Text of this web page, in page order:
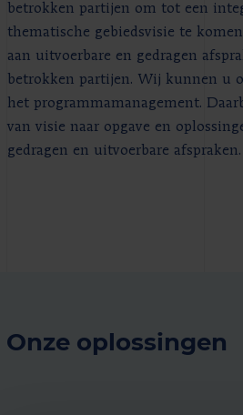
betrokken partijen om tot een
thematische gebiedsvisie te
aan uitvoerbare en gedragen
betrokken partijen. Wij kunnen u
het programmamanagement.
van visie naar opgave en
gedragen en uitvoerbare afspraken.
Onze oplossingen